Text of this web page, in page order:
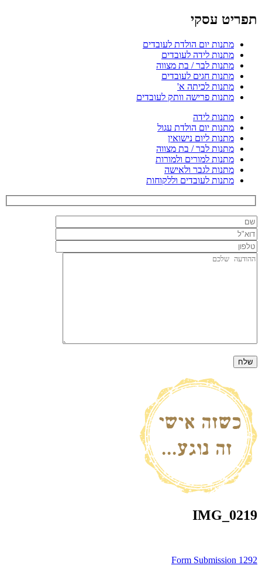
תפריט עסקי
מתנות יום הולדת לעובדים
מתנות לידה לעובדים
מתנות לבר / בת מצווה
מתנות חגים לעובדים
מתנות לכיתה א'
מתנות פרישה וותק לעובדים
מתנות לידה
מתנות יום הולדת עגול
מתנות ליום נישואין
מתנות לבר / בת מצווה
מתנות למורים ולמורות
מתנות לגבר ולאישה
מתנות לעובדים וללקוחות
IMG_0219
ניווט
Form Submission 1292